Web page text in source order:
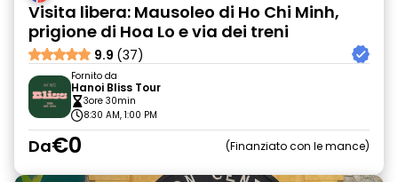
Visita libera: Mausoleo di Ho Chi Minh,
prigione di Hoa Lo e via dei treni
9.9 (37)
Fornito da
Hanoi Bliss Tour
3ore 30min
8:30 AM, 1:00 PM
Da€0 Finanziato con le mance